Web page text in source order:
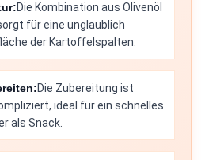
Die Kombination aus Olivenöl
für eine unglaublich
der Kartoffelspalten.
Die Zubereitung ist
ideal für ein schnelles
als Snack.